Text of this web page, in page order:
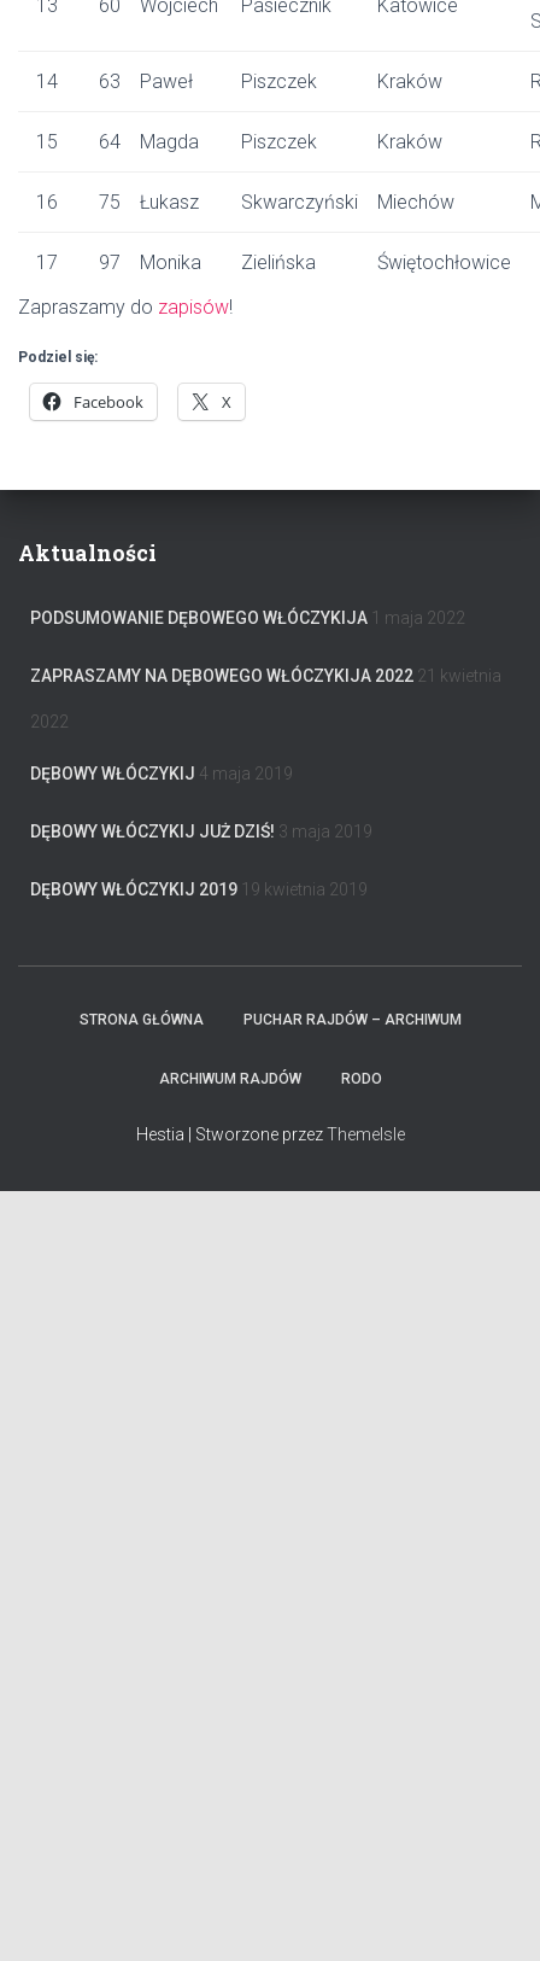
13 60 Wojciech Pasiecznik Katowice
14 63 Paweł Piszczek Kraków
15 64 Magda Piszczek Kraków
16 75 Łukasz Skwarczyński Miechów
17 97 Monika Zielińska
Świętochłowice
Zapraszamy do zapisów!
Podziel się:
Facebook X
Aktualności
PODSUMOWANIE DĘBOWEGO WŁÓCZYKIJA 1 maja 2022
ZAPRASZAMY NA DĘBOWEGO WŁÓCZYKIJA 2022 21 kwietnia
2022
DĘBOWY WŁÓCZYKIJ 4 maja 2019
DĘBOWY WŁÓCZYKIJ JUŻ DZIŚ! 3 maja 2019
DĘBOWY WŁÓCZYKIJ 2019 19 kwietnia 2019
STRONA GŁÓWNA PUCHAR RAJDÓW – ARCHIWUM
ARCHIWUM RAJDÓW RODO
Hestia | Stworzone przezThemeIsle